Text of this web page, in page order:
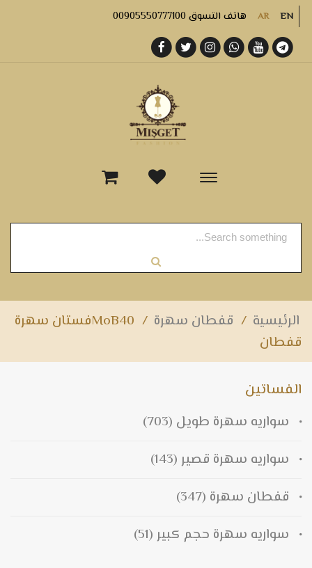
AR EN هاتف التسوق 00905550777100
-
الرئيسية / قفطان سهرة /
MoB40فستان سهرة
قفطان
الفساتين
سواريه سهرة طويل (703)
سواريه سهرة قصير (143)
قفطان سهرة (347)
سواريه سهرة حجم كبير (51)